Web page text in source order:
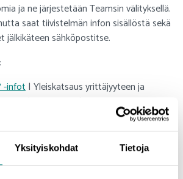
Yksityiskohdat Tietoja
ja ne järjestetään Teamsin välityksellä.
saat tiivistelmän infon sisällöstä sekä
sähköpostitse.
-infot| Yleiskatsaus yrittäjyyteen ja
Satakunnassa (infot järjestetään
eri paikkakunnilla Satakunnassa)
liikeideaksi